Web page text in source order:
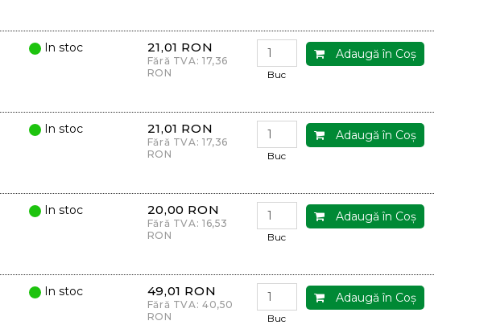
In stoc 21,01 RON
Fără TVA: 17,36
RON
Adaugă în Coş
Buc
In stoc 21,01 RON
Fără TVA: 17,36
RON
Adaugă în Coş
Buc
In stoc 20,00 RON
Fără TVA: 16,53
RON
Adaugă în Coş
Buc
In stoc 49,01 RON
Fără TVA: 40,50
RON
Adaugă în Coş
Buc